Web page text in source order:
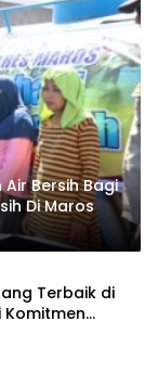
Bersih Bagi
Di Maros
Terbaik di
Komitmen
Berkualitas